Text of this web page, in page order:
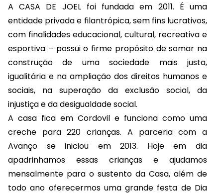
A CASA DE JOEL foi fundada em 2011. É uma
entidade privada e filantrópica, sem fins lucrativos,
com finalidades educacional, cultural, recreativa e
esportiva – possui o firme propósito de somar na
construção de uma sociedade mais justa,
igualitária e na ampliação dos direitos humanos e
sociais, na superação da exclusão social, da
injustiça e da desigualdade social.
A casa fica em Cordovil e funciona como uma
creche para 220 crianças. A parceria com a
Avanço se iniciou em 2013. Hoje em dia
apadrinhamos essas crianças e ajudamos
mensalmente para o sustento da Casa, além de
todo ano oferecermos uma grande festa de Dia